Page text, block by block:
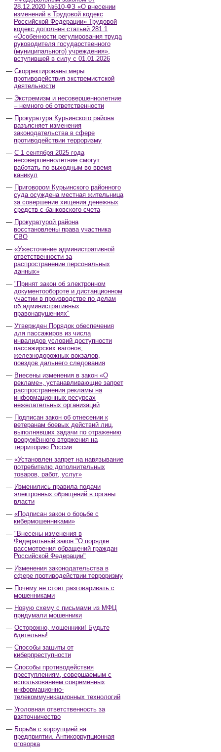
28.12.2020 №510-ФЗ «О внесении
изменений в Трудовой кодекс
Российской Федерации» Трудовой
кодекс дополнен статьей 281.1
«Особенности регулирования труда
руководителя государственного
(муниципального) учреждения»,
вступившей в силу с 01.01.2026
Скорректированы меры
противодействия экстремистской
деятельности
Экстремизм и несовершеннолетние
– немного об ответственности
Прокуратура Курьинского района
разъясняет изменения
законодательства в сфере
противодействии терроризму
С 1 сентября 2025 года
несовершеннолетние смогут
работать по выходным во время
каникул
Приговором Курьинского районного
суда осуждена местная жительница
за совершение хищения денежных
средств с банковского счета
Прокуратурой района
восстановлены права участника
СВО
«Ужесточение административной
ответственности за
распространение персональных
данных»
"Принят закон об электронном
документообороте и дистанционном
участии в производстве по делам
об административных
правонарушениях"
Утвержден Порядок обеспечения
для пассажиров из числа
инвалидов условий доступности
пассажирских вагонов,
железнодорожных вокзалов,
поездов дальнего следования
Внесены изменения в закон «О
рекламе», устанавливающие запрет
распространения рекламы на
информационных ресурсах
нежелательных организаций
Подписан закон об отнесении к
ветеранам боевых действий лиц,
выполнявших задачи по отражению
вооружённого вторжения на
территорию России
«Установлен запрет на навязывание
потребителю дополнительных
товаров, работ, услуг»
Изменились правила подачи
электронных обращений в органы
власти
«Подписан закон о борьбе с
кибермошенниками»
"Внесены изменения в
Федеральный закон "О порядке
рассмотрения обращений граждан
Российской Федерации"
Изменения законодательства в
сфере противодействии терроризму
Почему не стоит разговаривать с
мошенниками
Новую схему с письмами из МФЦ
придумали мошенники
Осторожно, мошенники! Будьте
бдительны!
Способы защиты от
киберпреступности
Способы противодействия
преступлениям, совершаемым с
использованием современных
информационно-
телекоммуникационных технологий
Уголовная ответственность за
взяточничество
Борьба с коррупцией на
предприятии. Антикоррупционная
оговорка